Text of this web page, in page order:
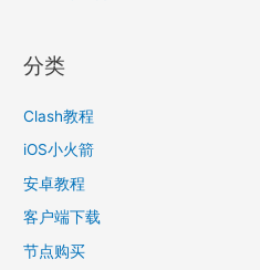
分类
Clash教程
iOS小火箭
安卓教程
客户端下载
节点购买